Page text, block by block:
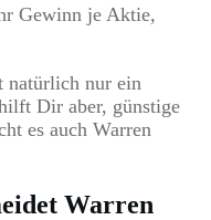
Gewinn je Aktie,
natürlich nur ein
Dir aber, günstige
es auch Warren
Warren